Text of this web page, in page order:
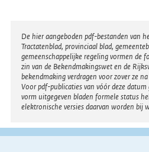
Disclaimer
De hier aangeboden pdf-bestanden van
Tractatenblad, provinciaal blad,
gemeenschappelijke regeling vormen de
zin van de Bekendmakingswet en de
bekendmaking verdragen voor zover ze
Voor pdf-publicaties van vóór deze
vorm uitgegeven bladen formele status
elektronische versies daarvan worden bij